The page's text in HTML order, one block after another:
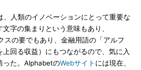
人類のイノベーションにとって重要な
字の集まりという意味もあり、
スの要でもあり、金融用語の「アルフ
上回る収益）にもつながるので、気に入
った。AlphabetのWebサイト には現在、